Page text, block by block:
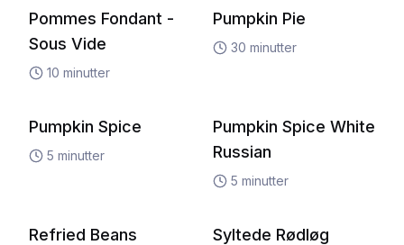
Pommes Fondant -
Sous Vide
10 minutter
Pumpkin Pie
30 minutter
Pumpkin Spice
5 minutter
Pumpkin Spice White
Russian
5 minutter
Refried Beans Syltede Rødløg